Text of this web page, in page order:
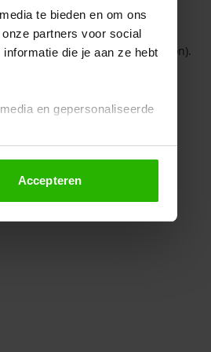
te bieden en om ons
partners voor social
die je aan ze hebt
en gepersonaliseerde
altijd wijzigen of
Accepteren
console for more information).